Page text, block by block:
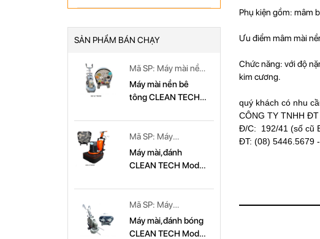
SẢN PHẨM BÁN CHẠY
Mã SP: Máy mài nền
bê tông CLEAN
TECH Model: CT
Máy mài nền bê
tông CLEAN TECH
Mã SP: Máy
mài,đánh CLEAN
TECH Model: CT
Máy mài,đánh
CLEAN TECH Model
Mã SP: Máy
mài,đánh bóng
CLEAN TECH Model:
Máy mài,đánh bóng
CLEAN TECH Model
Phụ kiện gồm: mâm
Ưu điểm mâm mài
Chức năng: với độ
kim cương.
quý khách có nhu
CÔNG TY TNHH
Đ/C: 192/41 (số cũ
ĐT: (08) 5446.5679